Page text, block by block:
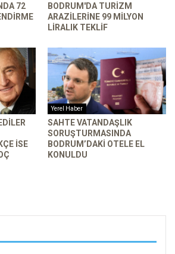
72
BODRUM'DA TURIZM
ARAZILERINE 99 MILYON
LIRALIK TEKLIF
ISE
Yerel Haber
SAHTE VATANDAŞLIK
SORUŞTURMASINDA
BODRUM’DAKI OTELE EL
KONULDU